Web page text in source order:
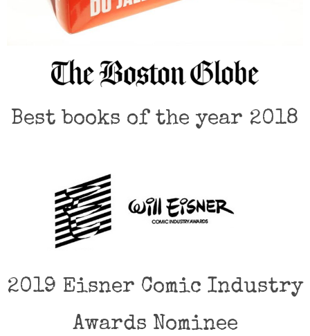
Best books of the year 2018
2019 Eisner Comic Industry
Awards Nominee